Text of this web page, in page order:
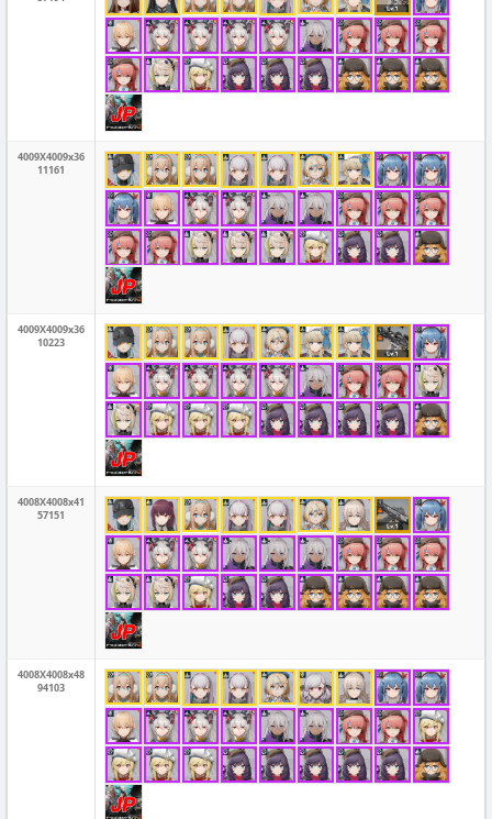
4009X4009x36
11161
4009X4009x36
10223
4008X4008x41
57151
4008X4008x48
94103